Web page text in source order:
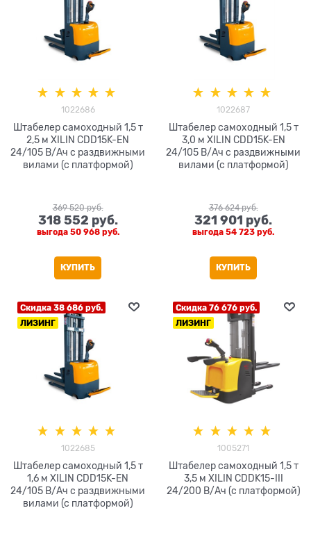
1022686
Штабелер самоходный 1,5 т
2,5 м XILIN CDD15K-EN
24/105 В/Ач с раздвижными
вилами (с платформой)
369 520 руб.
318 552 руб.
выгода 50 968 руб.
КУПИТЬ
1022687
Штабелер самоходный 1,5 т
3,0 м XILIN CDD15K-EN
24/105 В/Ач с раздвижными
вилами (с платформой)
376 624 руб.
321 901 руб.
выгода 54 723 руб.
КУПИТЬ
Скидка 38 686 руб.
ЛИЗИНГ
1022685
Штабелер самоходный 1,5 т
1,6 м XILIN CDD15K-EN
24/105 В/Ач с раздвижными
вилами (с платформой)
Скидка 76 676 руб.
ЛИЗИНГ
1005271
Штабелер самоходный 1,5 т
3,5 м XILIN CDDK15-III
24/200 В/Ач (с платформой)